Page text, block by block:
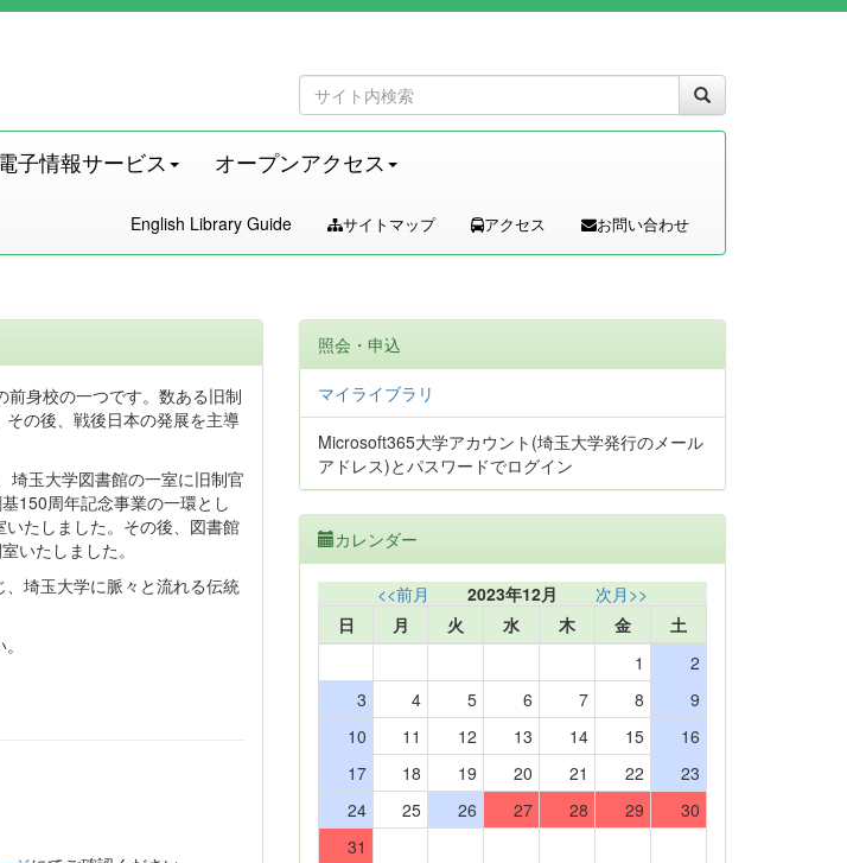
子情報サービス オープンアクセス
English Library Guide サイトマップ アクセス お問い合わせ
身校の一つです。数ある旧制
の後、戦後日本の発展を主導
埼玉大学図書館の一室に旧制官
150周年記念事業の一環とし
たしました。その後、図書館
いたしました。
埼玉大学に脈々と流れる伝統
照会・申込
マイライブラリ
Microsoft365大学アカウント(埼玉大学発行のメール
アドレス)とパスワードでログイン
カレンダー
<<前月 2023年12月
次月>>
日
月 火 水 木 金
土
1
2
3
4 5 6 7 8
9
10
11 12 13 14 15
16
17
18 19 20 21 22
23
24
25 26 27 28 29
30
31